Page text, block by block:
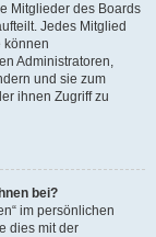
Mitglieder des Boards
Jedes Mitglied
können
Administratoren,
und sie zum
ihnen Zugriff zu
bei?
im persönlichen
dies mit der